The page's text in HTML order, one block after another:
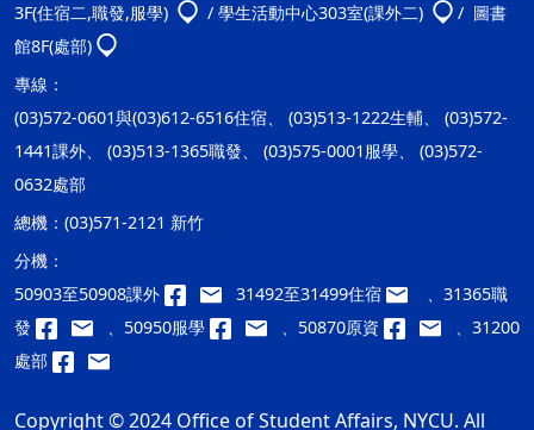
3F(住宿二,職發,服學)
/ 學生活動中心303室(課外二)
/ 圖書
館8F(處部)
專線：
(03)572-0601與(03)612-6516住宿、 (03)513-1222生輔、 (03)572-
1441課外、 (03)513-1365職發、 (03)575-0001服學、 (03)572-
0632處部
總機： (03)571-2121 新竹
分機：
50903至50908課外
31492至31499住宿
、31365職
發
、50950服學 、50870原資
、31200
處部
Copyright © 2024 Office of Student Affairs, NYCU. All